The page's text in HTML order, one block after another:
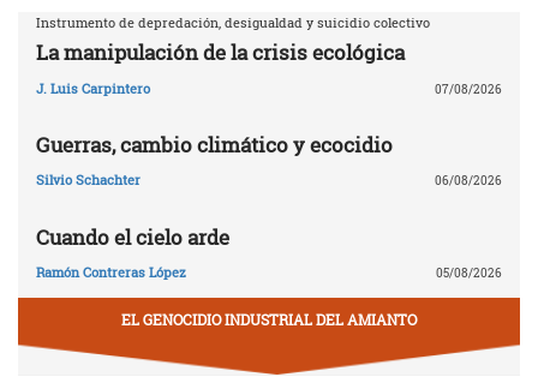
Instrumento de depredación, desigualdad y suicidio colectivo
La manipulación de la crisis ecológica
J. Luis Carpintero 07/08/2026
Guerras, cambio climático y ecocidio
Silvio Schachter 06/08/2026
Cuando el cielo arde
Ramón Contreras López 05/08/2026
EL GENOCIDIO INDUSTRIAL DEL AMIANTO